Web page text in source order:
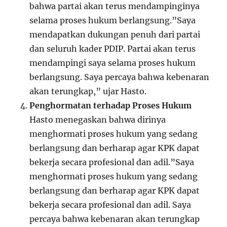
bahwa partai akan terus mendampinginya
selama proses hukum berlangsung.”Saya
mendapatkan dukungan penuh dari partai
dan seluruh kader PDIP. Partai akan terus
mendampingi saya selama proses hukum
berlangsung. Saya percaya bahwa kebenaran
akan terungkap,” ujar Hasto.
Penghormatan terhadap Proses Hukum
Hasto menegaskan bahwa dirinya
menghormati proses hukum yang sedang
berlangsung dan berharap agar KPK dapat
bekerja secara profesional dan adil.”Saya
menghormati proses hukum yang sedang
berlangsung dan berharap agar KPK dapat
bekerja secara profesional dan adil. Saya
percaya bahwa kebenaran akan terungkap